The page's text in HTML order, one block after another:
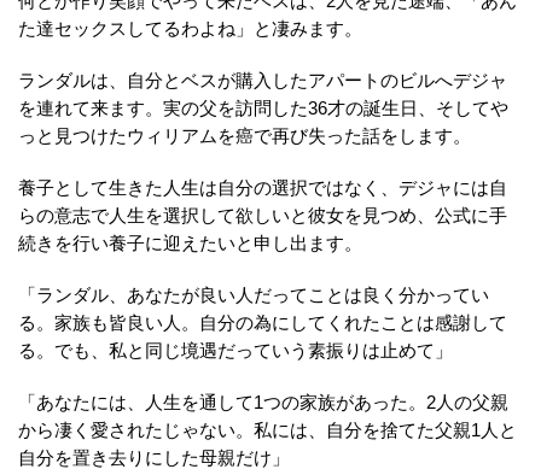
た達セックスしてるわよね」と凄みます。
ランダルは、自分とベスが購入したアパートのビルへデジャ
を連れて来ます。実の父を訪問した36才の誕生日、そしてや
っと見つけたウィリアムを癌で再び失った話をします。
養子として生きた人生は自分の選択ではなく、デジャには自
らの意志で人生を選択して欲しいと彼女を見つめ、公式に手
続きを行い養子に迎えたいと申し出ます。
「ランダル、あなたが良い人だってことは良く分かってい
る。家族も皆良い人。自分の為にしてくれたことは感謝して
る。でも、私と同じ境遇だっていう素振りは止めて」
「あなたには、人生を通して1つの家族があった。2人の父親
から凄く愛されたじゃない。私には、自分を捨てた父親1人と
自分を置き去りにした母親だけ」